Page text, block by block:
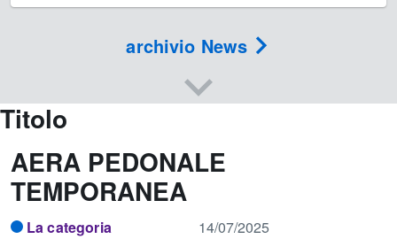
archivio News
Titolo
AERA PEDONALE
TEMPORANEA
La categoria 14/07/2025